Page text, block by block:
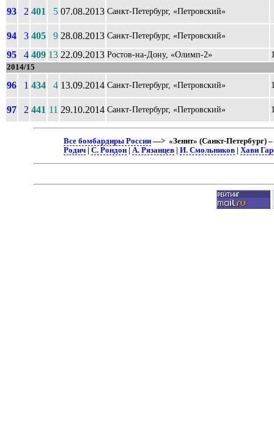
93 2 401 5 07.08.2013 Санкт-Петербург, «Петровский»
94 3 405 9 28.08.2013 Санкт-Петербург, «Петровский»
95 4 409 13 22.09.2013 Ростов-на-Дону, «Олимп-2»
2014/15
96 1 434 4 13.09.2014 Санкт-Петербург, «Петровский»
97 2 441 11 29.10.2014 Санкт-Петербург, «Петровский»
Все бомбардиры России —> «Зенит» (Санкт-Петербург)
Родич |С. Рондон |А. Рязанцев |И. Смольников |Хави